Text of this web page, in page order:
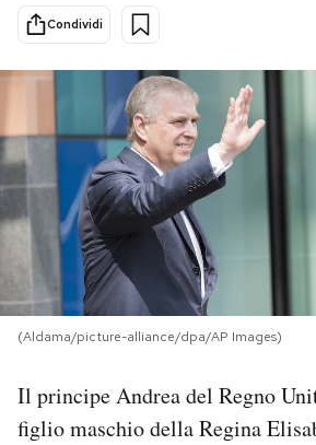
Sport
PODCAST
NEWSLETTER
I MIEI PREFERITI
SHOP
CALENDARIO
Condividi
(Aldama/picture-alliance/dpa/AP Images)
Il principe Andrea del Regno
figlio maschio della Regina